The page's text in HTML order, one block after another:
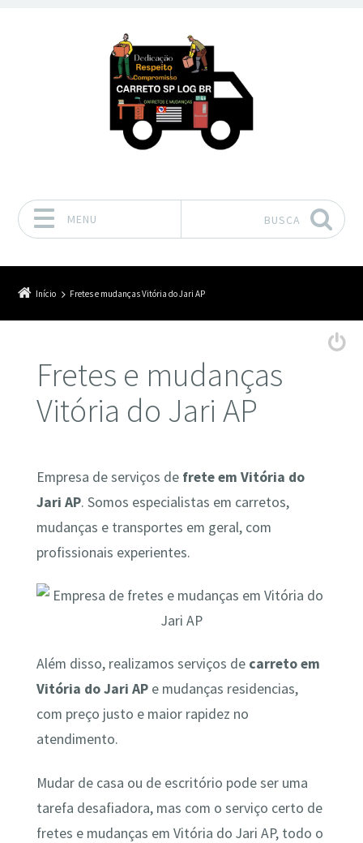
MENU BUSCA
Início Fretes e mudanças Vitória do Jari AP
Fretes e mudanças
Vitória do Jari AP
Empresa de serviços de frete em Vitória do
Jari AP. Somos especialistas em carretos,
mudanças e transportes em geral, com
profissionais experientes.
Além disso, realizamos serviços de carreto em
Vitória do Jari APe mudanças residencias,
com preço justo e maior rapidez no
atendimento.
Mudar de casa ou de escritório pode ser uma
tarefa desafiadora, mas com o serviço certo de
fretes e mudanças em Vitória do Jari AP, todo o